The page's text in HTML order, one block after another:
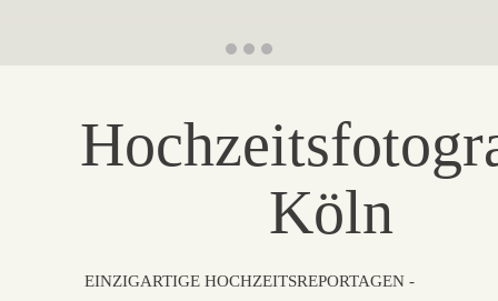
Köln
EINZIGARTIGE HOCHZEITSREPORTAGEN -